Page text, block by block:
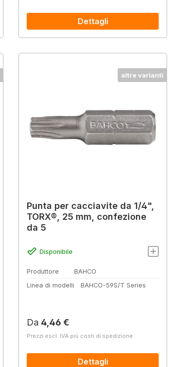
Dettagli
altre varianti
Punta per cacciavite da 1/4",
TORX®, 25 mm, confezione
da 5
Disponibile
Produttore
BAHCO
Linea di modelli
BAHCO-59S/T Series
Prezzo normale:
Da 4,46 €
Prezzi escl. IVA più costi di spedizione
Dettagli